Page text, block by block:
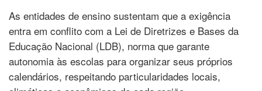
As entidades de ensino sustentam que a exigência
entra em conflito com a Lei de Diretrizes e Bases da
Educação Nacional (LDB), norma que garante
autonomia às escolas para organizar seus próprios
calendários, respeitando particularidades locais,